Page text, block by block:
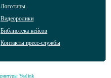
Логотипы
Видеоролики
Библиотека кейсов
Контакты пресс-службы